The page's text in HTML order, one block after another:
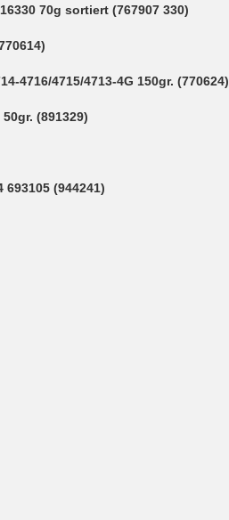
70g sortiert (767907 330)
4716/4715/4713-4G 150gr. (770624)
(891329)
693105 (944241)